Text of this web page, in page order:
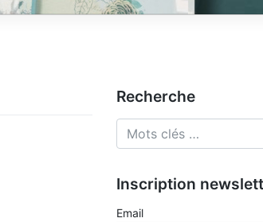
Recherche
Inscription
Email